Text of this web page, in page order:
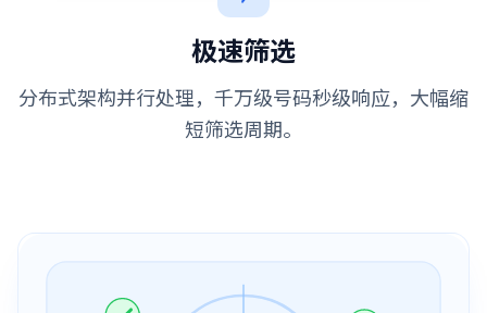
极速筛选
分布式架构并行处理，千万级号码秒级响应，大幅缩
短筛选周期。